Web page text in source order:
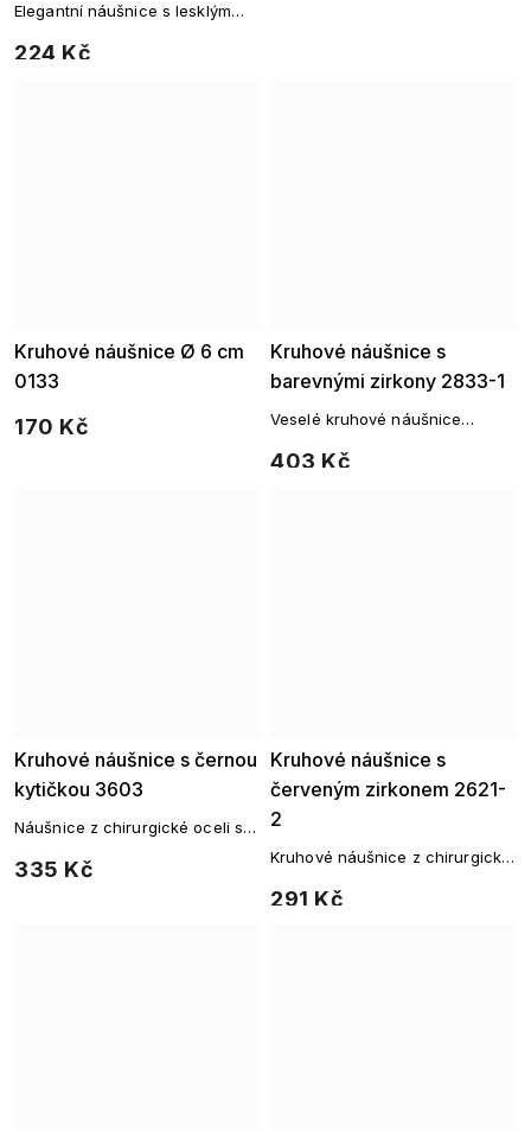
224 Kč
Elegantní náušnice s lesklým
pro jemný třpyt v každém
Kruhové náušnice Ø 6 cm
0133
170 Kč
Kruhové náušnice s
barevnými zirkony 2833-1
403 Kč
Veselé kruhové náušnice
duhových barvách.
Kruhové náušnice s černou
kytičkou 3603
335 Kč
Náušnice z chirurgické oceli s
Kruhové náušnice s
červeným zirkonem 2621-
2
291 Kč
Kruhové náušnice z chirurgické
červeným zirkonem